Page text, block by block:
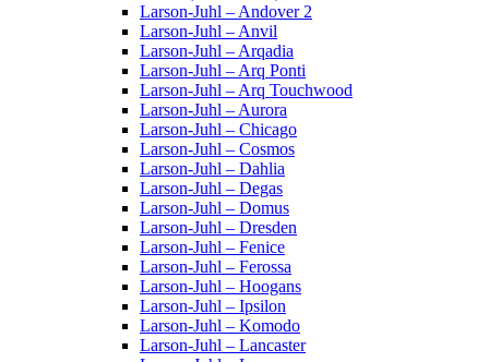
Larson-Juhl – Andover 2
Larson-Juhl – Anvil
Larson-Juhl – Arqadia
Larson-Juhl – Arq Ponti
Larson-Juhl – Arq Touchwood
Larson-Juhl – Aurora
Larson-Juhl – Chicago
Larson-Juhl – Cosmos
Larson-Juhl – Dahlia
Larson-Juhl – Degas
Larson-Juhl – Domus
Larson-Juhl – Dresden
Larson-Juhl – Fenice
Larson-Juhl – Ferossa
Larson-Juhl – Hoogans
Larson-Juhl – Ipsilon
Larson-Juhl – Komodo
Larson-Juhl – Lancaster